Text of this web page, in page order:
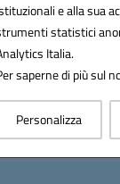
e alla sua
statistici
Italia.
saperne di più sul
Personalizza